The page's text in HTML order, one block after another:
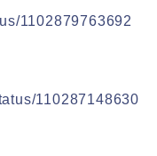
1102879763692
110287148630